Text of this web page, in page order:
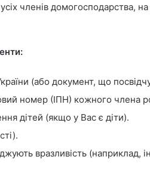
членів домогосподарства,
(або документ, що
номер (ІПН) кожного члена
дітей (якщо у Вас є діти).
вразливість (наприклад,